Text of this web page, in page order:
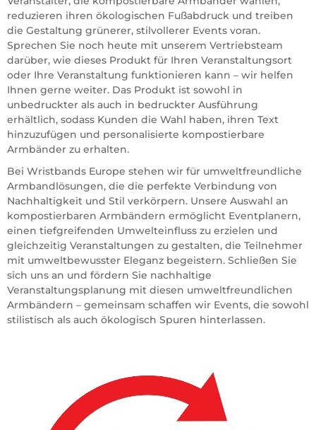
reduzieren ihren ökologischen Fußabdruck und treiben
die Gestaltung grünerer, stilvollerer Events voran.
Sprechen Sie noch heute mit unserem Vertriebsteam
darüber, wie dieses Produkt für Ihren Veranstaltungsort
oder Ihre Veranstaltung funktionieren kann – wir helfen
Ihnen gerne weiter. Das Produkt ist sowohl in
unbedruckter als auch in bedruckter Ausführung
erhältlich, sodass Kunden die Wahl haben, ihren Text
hinzuzufügen und personalisierte kompostierbare
Armbänder zu erhalten.
Bei Wristbands Europe stehen wir für umweltfreundliche
Armbandlösungen, die die perfekte Verbindung von
Nachhaltigkeit und Stil verkörpern. Unsere Auswahl an
kompostierbaren Armbändern ermöglicht Eventplanern,
einen tiefgreifenden Umwelteinfluss zu erzielen und
gleichzeitig Veranstaltungen zu gestalten, die Teilnehmer
mit umweltbewusster Eleganz begeistern. Schließen Sie
sich uns an und fördern Sie nachhaltige
Veranstaltungsplanung mit diesen umweltfreundlichen
Armbändern – gemeinsam schaffen wir Events, die sowohl
stilistisch als auch ökologisch Spuren hinterlassen.